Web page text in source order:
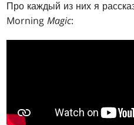
Про каждый из них я
MorningMagic: